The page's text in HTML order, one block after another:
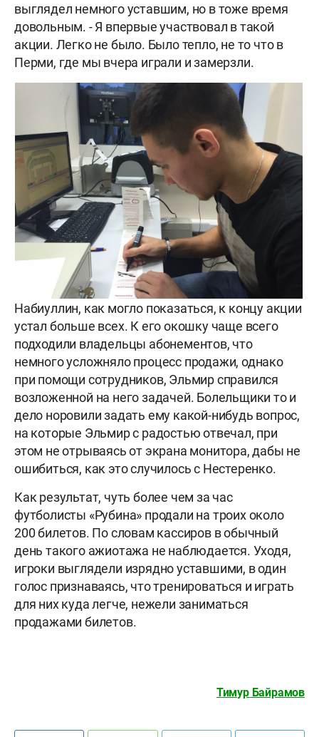
выглядел немного уставшим, но в тоже время
довольным. - Я впервые участвовал в такой
акции. Легко не было. Было тепло, не то что в
Перми, где мы вчера играли и замерзли.
Набиуллин, как могло показаться, к концу акции
устал больше всех. К его окошку чаще всего
подходили владельцы абонементов, что
немного усложняло процесс продажи, однако
при помощи сотрудников, Эльмир справился
возложенной на него задачей. Болельщики то и
дело норовили задать ему какой-нибудь вопрос,
на которые Эльмир с радостью отвечал, при
этом не отрываясь от экрана монитора, дабы не
ошибиться, как это случилось с Нестеренко.
Как результат, чуть более чем за час
футболисты «Рубина» продали на троих около
200 билетов. По словам кассиров в обычный
день такого ажиотажа не наблюдается. Уходя,
игроки выглядели изрядно уставшими, в один
голос признаваясь, что тренироваться и играть
для них куда легче, нежели заниматься
продажами билетов.
Тимур Байрамов